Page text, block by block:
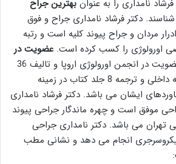
نامداری را به عنوان بهترین جراح
دکتر فرشاد نامداری جراح و فوق
مردان و جراح پیوند کلیه است و رتبه
اورولوژی را کسب کرده است. عضویت در
، عضویت در انجمن اورولوژی اروپا و تالیف 36
مقاله بین المللی، 5 مقاله داخلی و ترجمه 8 جلد کتاب در زمینه
ایشان می باشد. دکتر فرشاد نامداری
جراحی موفق است و چهره ماندگار جراحی پیوند
تهران می باشد. دکتر نامداری جراحی
انجام می دهد و نشانی مطب